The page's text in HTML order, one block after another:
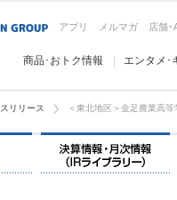
アプリ メルマガ 店舗･
商品･おトク情報 エンタメ･
リリース ＜東北地区＞金足農業高
企業情報